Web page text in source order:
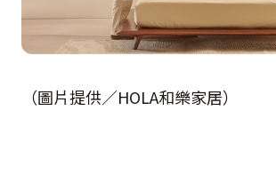
（圖片提供／HOLA和樂家居）